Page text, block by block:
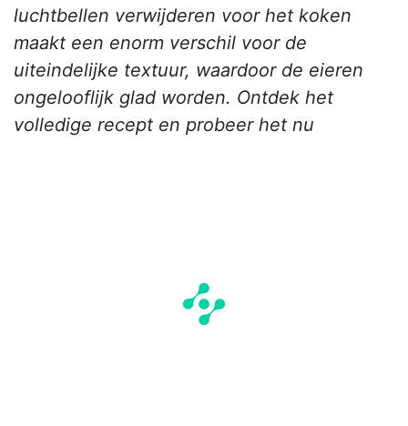
luchtbellen verwijderen voor het koken
maakt een enorm verschil voor de
uiteindelijke textuur, waardoor de eieren
ongelooflijk glad worden. Ontdek het
volledige recept en probeer het nu